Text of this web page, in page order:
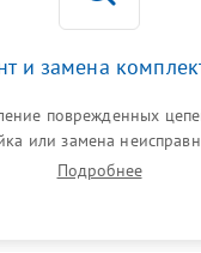
и замена
поврежденных
или замена
Подробнее